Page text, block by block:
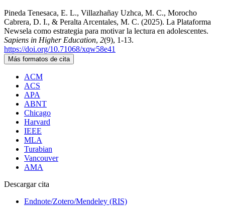
Pineda Tenesaca, E. L., Villazhañay Uzhca, M. C., Morocho
Cabrera, D. I., & Peralta Arcentales, M. C. (2025). La Plataforma
Newsela como estrategia para motivar la lectura en adolescentes.
Sapiens in Higher Education, 2(9), 1-13.
https://doi.org/10.71068/xqw58e41
Más formatos de cita
ACM
ACS
APA
ABNT
Chicago
Harvard
IEEE
MLA
Turabian
Vancouver
AMA
Descargar cita
Endnote/Zotero/Mendeley (RIS)